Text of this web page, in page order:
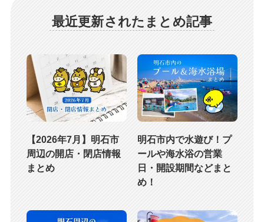
最近更新されたまとめ記事
【2026年7月】明石市
周辺の開店・閉店情報
まとめ
明石市内で水遊び！プ
ールや海水浴の営業
日・開設期間などまと
め！